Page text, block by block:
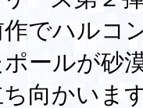
でハルコ
ールが砂
向かいま